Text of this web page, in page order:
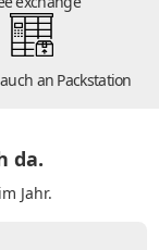
an Packstation
da.
Jahr.